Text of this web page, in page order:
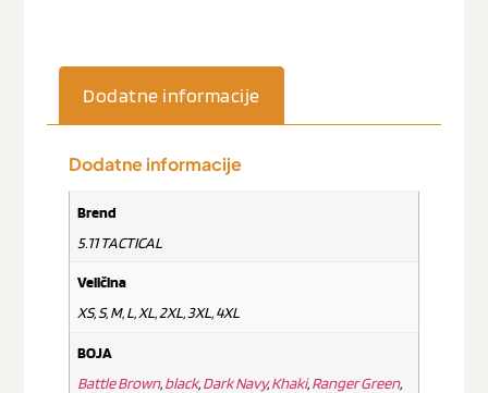
Dodatne informacije
Dodatne informacije
Brend
5.11 TACTICAL
Veličina
XS, S, M, L, XL, 2XL, 3XL, 4XL
BOJA
Battle Brown,black,Dark Navy,Khaki,Ranger Green,